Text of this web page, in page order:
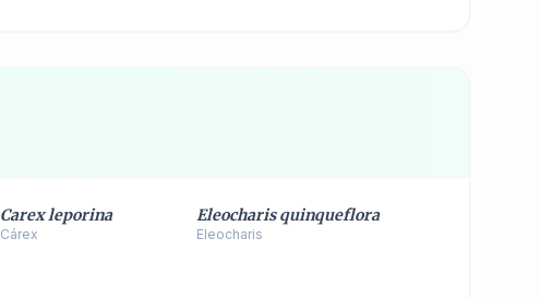
Carex leporina
Cárex
Eleocharis quinqueflora
Eleocharis